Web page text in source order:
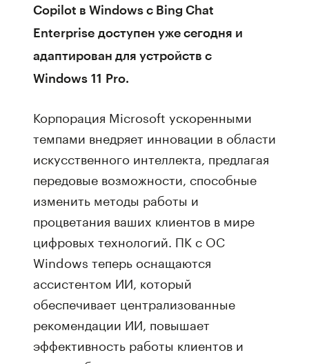
Copilot в Windows с Bing Chat
Enterprise доступен уже сегодня и
адаптирован для устройств с
Windows 11 Pro.
Корпорация Microsoft ускоренными
темпами внедряет инновации в области
искусственного интеллекта, предлагая
передовые возможности, способные
изменить методы работы и
процветания ваших клиентов в мире
цифровых технологий. ПК с ОС
Windows теперь оснащаются
ассистентом ИИ, который
обеспечивает централизованные
рекомендации ИИ, повышает
эффективность работы клиентов и